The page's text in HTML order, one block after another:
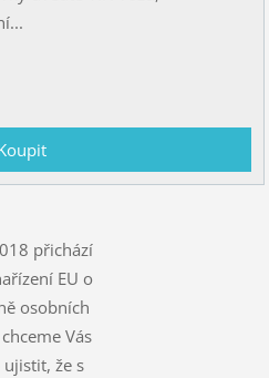
přichází
EU o
osobních
Vás
že s